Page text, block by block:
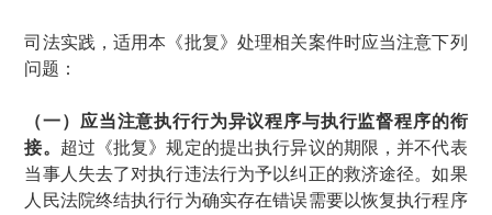
司法实践，适用本《批复》处理相关案件时应当注意下列
问题：
（一）应当注意执行行为异议程序与执行监督程序的衔
接。 超过《批复》规定的提出执行异议的期限，并不代表
当事人失去了对执行违法行为予以纠正的救济途径。如果
人民法院终结执行行为确实存在错误需要以恢复执行程序